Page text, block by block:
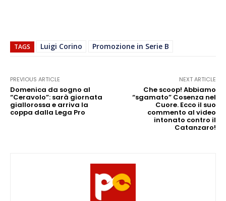
TAGS Luigi Corino Promozione in Serie B
PREVIOUS ARTICLE
Domenica da sogno al
“Ceravolo”: sarà giornata
giallorossa e arriva la
coppa dalla Lega Pro
NEXT ARTICLE
Che scoop! Abbiamo
“sgamato” Cosenza nel
Cuore. Ecco il suo
commento al video
intonato contro il
Catanzaro!